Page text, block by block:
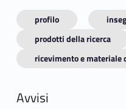
profilo
prodotti della ricerca
ricevimento e materiale
Avvisi